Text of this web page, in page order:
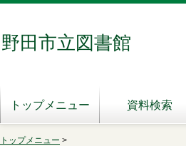
野田市立図書館
トップメニュー 資料検索
トップメニュー >